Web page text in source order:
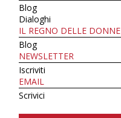
Blog
Dialoghi
IL REGNO DELLE DONNE
Blog
NEWSLETTER
Iscriviti
EMAIL
Scrivici